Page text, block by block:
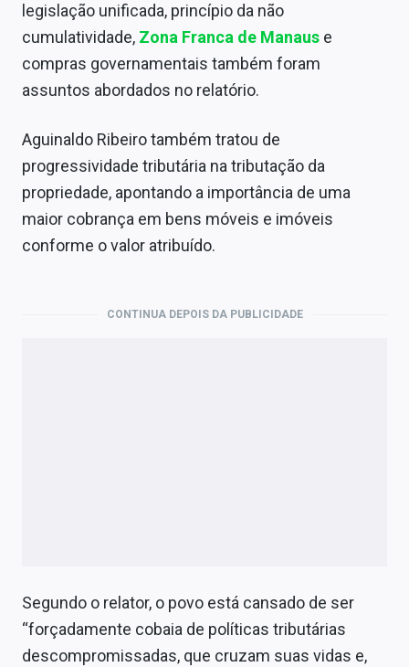
legislação unificada, princípio da não
cumulatividade, Zona Franca de Manaus e
compras governamentais também foram
assuntos abordados no relatório.
Aguinaldo Ribeiro também tratou de
progressividade tributária na tributação da
propriedade, apontando a importância de uma
maior cobrança em bens móveis e imóveis
conforme o valor atribuído.
CONTINUA DEPOIS DA PUBLICIDADE
Segundo o relator, o povo está cansado de ser
“forçadamente cobaia de políticas tributárias
descompromissadas, que cruzam suas vidas e,